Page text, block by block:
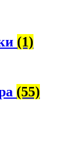
(1)
(55)